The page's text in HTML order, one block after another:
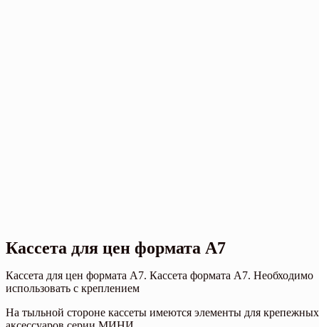
Кассета для цен формата А7
Кассета для цен формата А7. Кассета формата А7. Необходимо
использовать с креплением
На тыльной стороне кассеты имеются элементы для крепежных